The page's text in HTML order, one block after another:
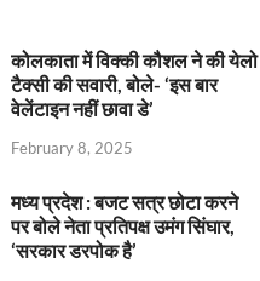
कोलकाता में विक्की कौशल ने की येलो
टैक्सी की सवारी, बोले- ‘इस बार
वेलेंटाइन नहीं छावा डे’
February 8, 2025
मध्य प्रदेश : बजट सत्र छोटा करने
पर बोले नेता प्रतिपक्ष उमंग सिंघार,
‘सरकार डरपोक है’